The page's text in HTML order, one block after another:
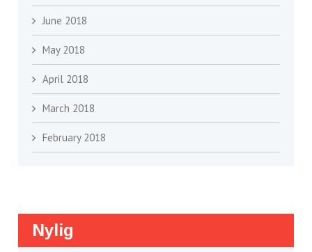
June 2018
May 2018
April 2018
March 2018
February 2018
Nylig